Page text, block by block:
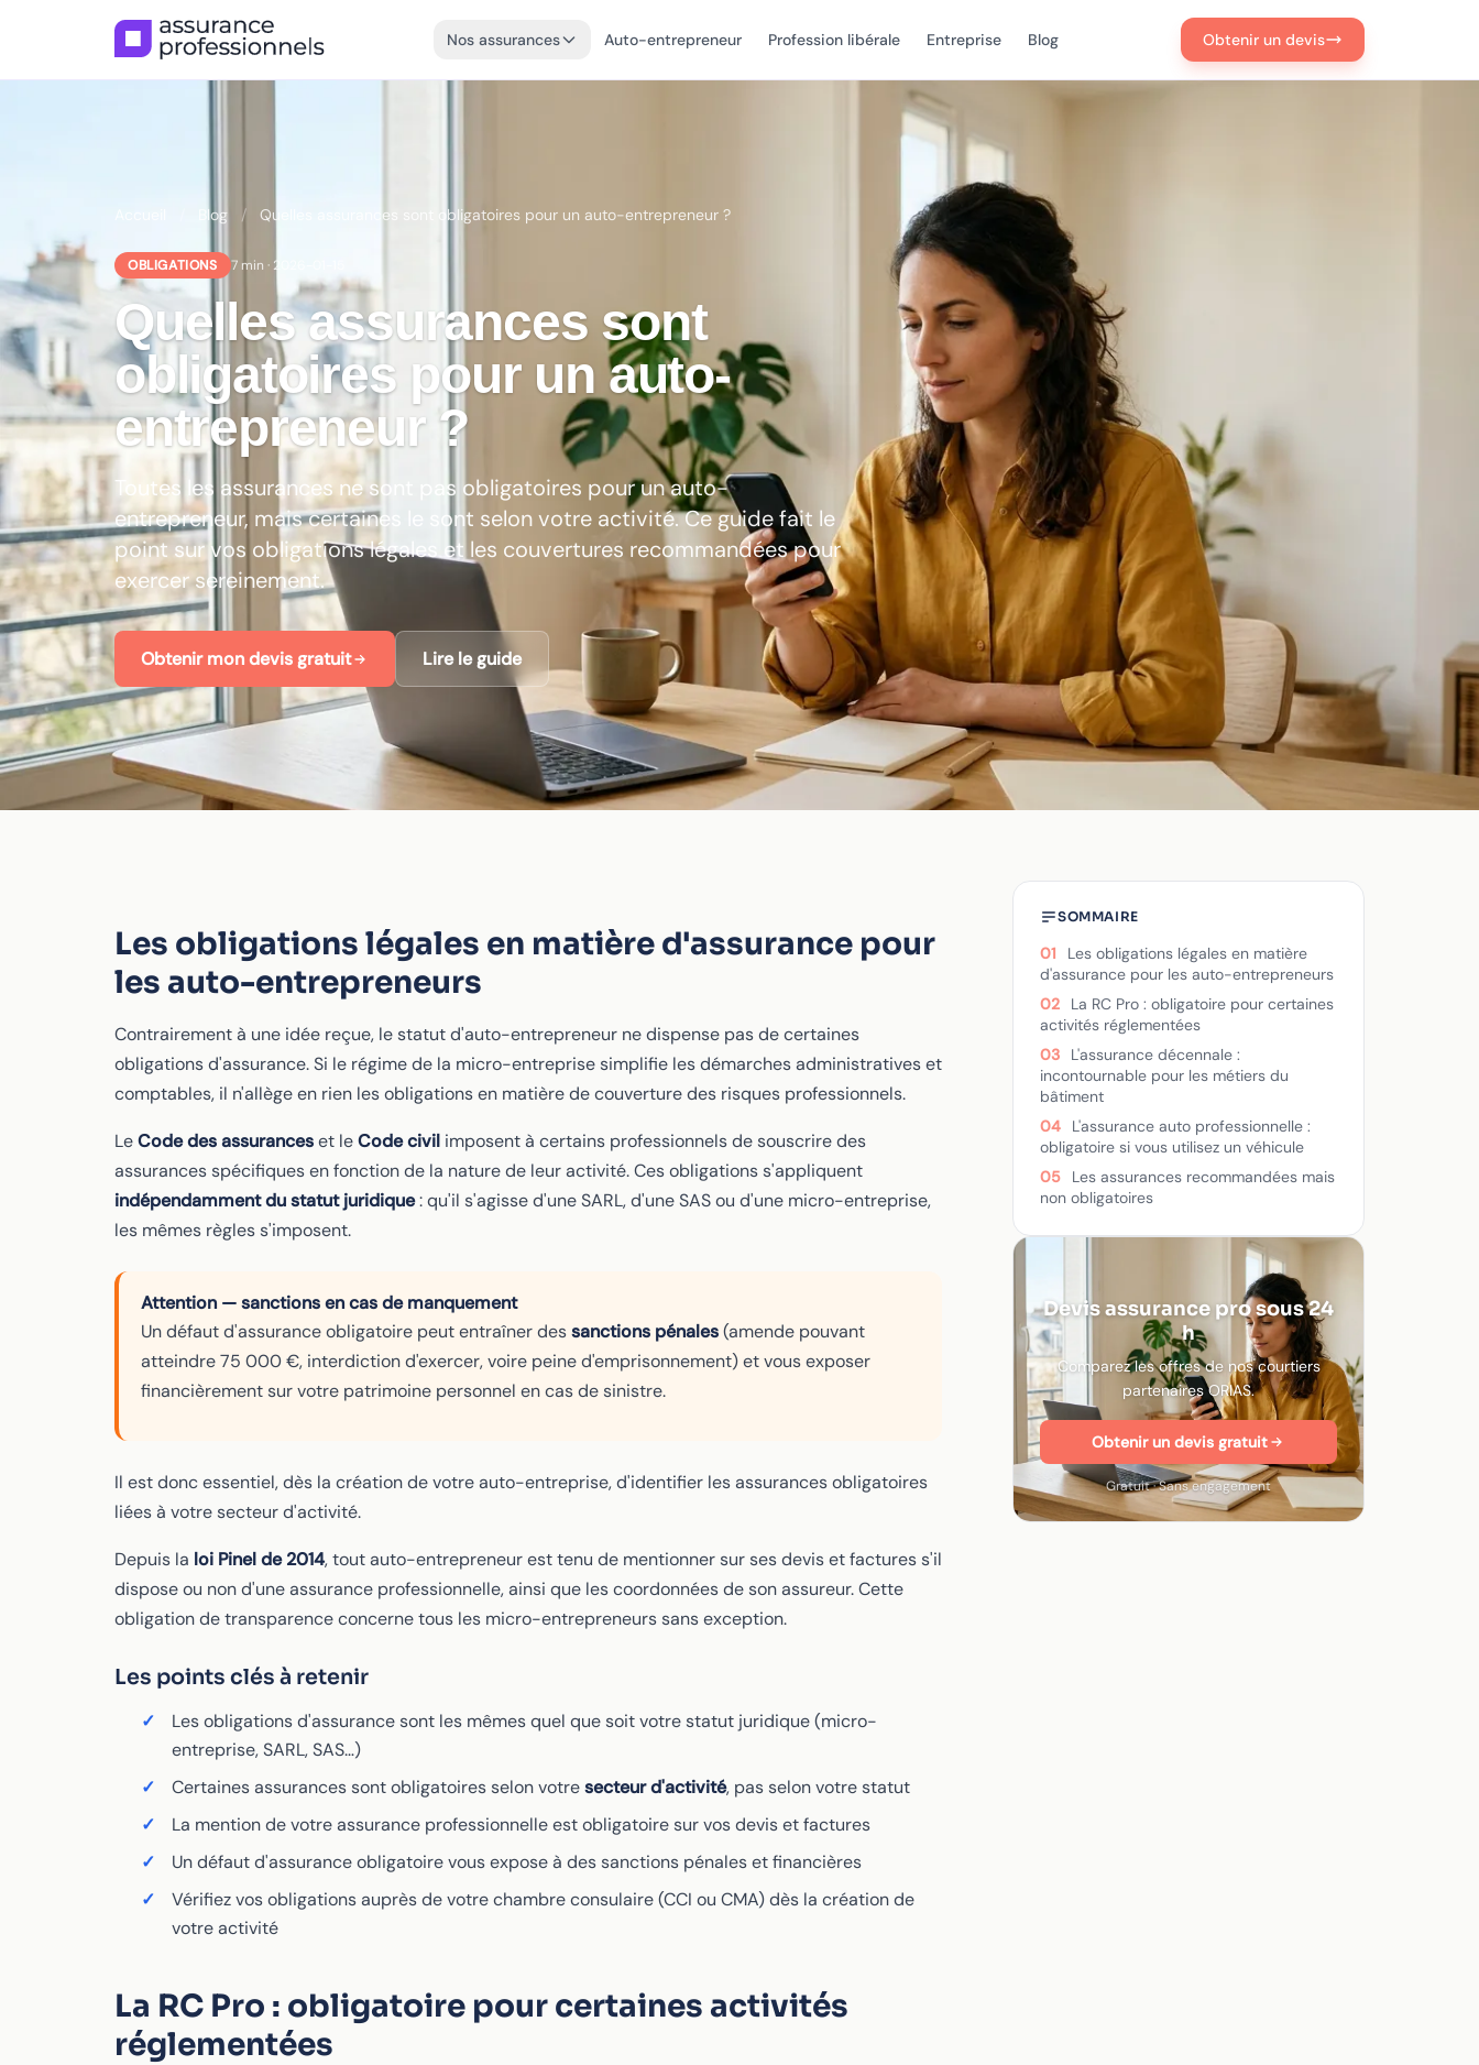
Nos assurances Auto-entrepreneur Profession libérale Entreprise Blog Obtenir un devis
Blog / Quelles assurances sont obligatoires pour un auto-entrepreneur ?
OBLIGATIONS 7 min · 2026-01-15
Quelles assurances sont
obligatoires pour un auto-
entrepreneur ?
Toutes les assurances ne sont pas obligatoires pour un auto-
entrepreneur, mais certaines le sont selon votre activité. Ce guide fait le
point sur vos obligations légales et les couvertures recommandées pour
exercer sereinement.
Obtenir mon devis gratuit Lire le guide
Les obligations légales en matière d'assurance pour
les auto-entrepreneurs
Contrairement à une idée reçue, le statut d'auto-entrepreneur ne dispense pas de certaines
obligations d'assurance. Si le régime de la micro-entreprise simplifie les démarches administratives et
comptables, il n'allège en rien les obligations en matière de couverture des risques professionnels.
LeCode des assuranceset leCode civil imposent à certains professionnels de souscrire des
assurances spécifiques en fonction de la nature de leur activité. Ces obligations s'appliquent
indépendamment du statut juridique: qu'il s'agisse d'une SARL, d'une SAS ou d'une micro-entreprise,
les mêmes règles s'imposent.
Attention — sanctions en cas de manquement
Un défaut d'assurance obligatoire peut entraîner dessanctions pénales(amende pouvant
atteindre 75 000 €, interdiction d'exercer, voire peine d'emprisonnement) et vous exposer
financièrement sur votre patrimoine personnel en cas de sinistre.
Il est donc essentiel, dès la création de votre auto-entreprise, d'identifier les assurances obligatoires
liées à votre secteur d'activité.
Depuis la loi Pinel de 2014, tout auto-entrepreneur est tenu de mentionner sur ses devis et factures s'il
dispose ou non d'une assurance professionnelle, ainsi que les coordonnées de son assureur. Cette
obligation de transparence concerne tous les micro-entrepreneurs sans exception.
Les points clés à retenir
Les obligations d'assurance sont les mêmes quel que soit votre statut juridique (micro-
entreprise, SARL, SAS…)
Certaines assurances sont obligatoires selon votresecteur d'activité, pas selon votre statut
La mention de votre assurance professionnelle est obligatoire sur vos devis et factures
Un défaut d'assurance obligatoire vous expose à des sanctions pénales et financières
Vérifiez vos obligations auprès de votre chambre consulaire (CCI ou CMA) dès la création de
votre activité
La RC Pro : obligatoire pour certaines activités
réglementées
SOMMAIRE
01
Les obligations légales en matière
d'assurance pour les auto-entrepreneurs
02
La RC Pro : obligatoire pour certaines
activités réglementées
03
L'assurance décennale :
incontournable pour les métiers du
bâtiment
04
L'assurance auto professionnelle :
obligatoire si vous utilisez un véhicule
05
Les assurances recommandées mais
non obligatoires
Devis assurance pro sous 24
h
Comparez les offres de nos courtiers
partenaires ORIAS.
Obtenir un devis gratuit
Gratuit · Sans engagement